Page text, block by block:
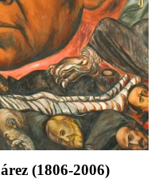
(1806-2006)